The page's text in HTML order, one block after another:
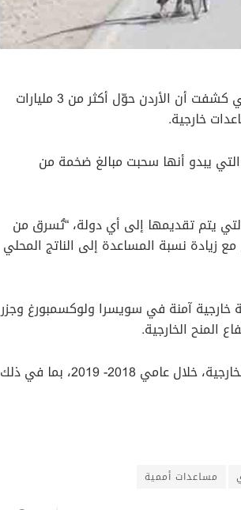
قالت صحيفة التايمز البريطانية، أمس الثلاثاء، إن دراسة للبنك الدولي كشفت أن الأردن حوّل أكثر من 3 مليارات
خارجية.
يبدو أنها سحبت مبالغ ضخمة من
إجمالي المساعدات التي يتم تقديمها إلى أي دولة، “تُسرق من
زيادة نسبة المساعدة إلى الناتج المحلي
في حسابات مصرفية خارجية آمنة في سويسرا ولوكسمبورغ وجزر
وفقًا للصحيفة، فقد استقبل الأردن 2.6 مليار دولار من المساعدات الخارجية، خلال عامي 2018- 2019، بما في ذلك
مساعدات أممية